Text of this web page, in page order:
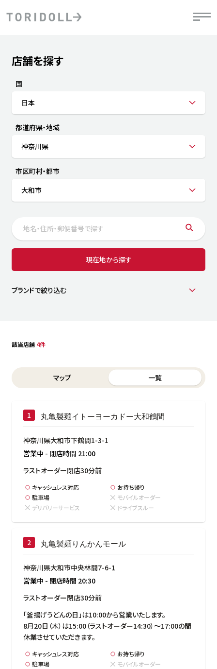
会社情報
株主・投資家情報
店舗一覧
採用情報
よくある質問・お問い合わせ
店舗を探す
国
日本
都道府県・地域
神奈川県
市区町村・都市
大和市
Submit a search.
現在地から探す
ブランドで絞り込む
該当店舗 4件
Switch between List and Map view for search results
マップ 一覧
丸亀製麺イトーヨーカドー大和鶴間
神奈川県大和市下鶴間1-3-1
営業中 - 閉店時間 21:00
ラストオーダー閉店30分前
キャッシュレス対応
お持ち帰り
駐車場
モバイルオーダー
デリバリーサービス
ドライブスルー
丸亀製麺りんかんモール
神奈川県大和市中央林間7-6-1
営業中 - 閉店時間 20:30
ラストオーダー閉店30分前
「釜揚げうどんの日」は10:00から営業いたします。
8月20日（木）は15:00（ラストオーダー14:30）～17:00の間
休業させていただきます。
キャッシュレス対応
お持ち帰り
駐車場
モバイルオーダー